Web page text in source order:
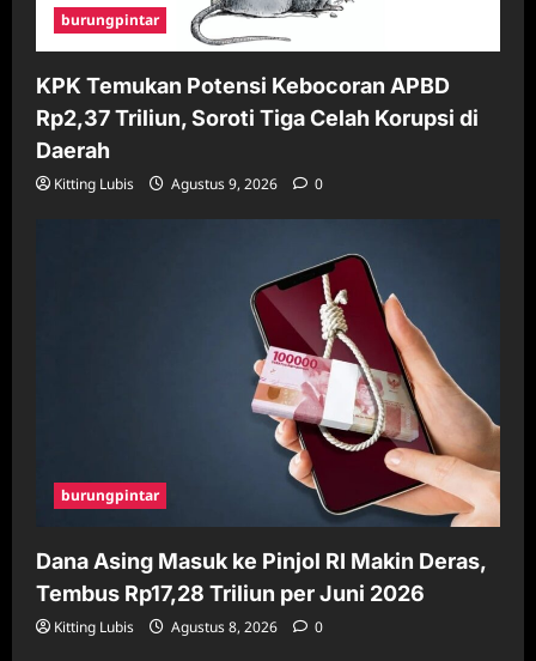
burungpintar
KPK Temukan Potensi Kebocoran APBD
Rp2,37 Triliun, Soroti Tiga Celah Korupsi di
Daerah
Kitting Lubis Agustus 9, 2026 0
burungpintar
Dana Asing Masuk ke Pinjol RI Makin Deras,
Tembus Rp17,28 Triliun per Juni 2026
Kitting Lubis Agustus 8, 2026 0